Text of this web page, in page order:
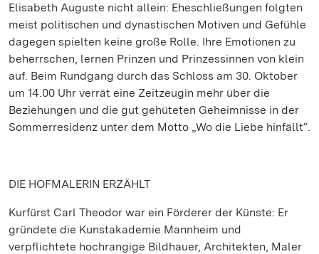
Elisabeth Auguste nicht allein: Eheschließungen folgten
meist politischen und dynastischen Motiven und Gefühle
dagegen spielten keine große Rolle. Ihre Emotionen zu
beherrschen, lernen Prinzen und Prinzessinnen von klein
auf. Beim Rundgang durch das Schloss am 30. Oktober
um 14.00 Uhr verrät eine Zeitzeugin mehr über die
Beziehungen und die gut gehüteten Geheimnisse in der
Sommerresidenz unter dem Motto „Wo die Liebe hinfällt“.
DIE HOFMALERIN ERZÄHLT
Kurfürst Carl Theodor war ein Förderer der Künste: Er
gründete die Kunstakademie Mannheim und
verpflichtete hochrangige Bildhauer, Architekten, Maler